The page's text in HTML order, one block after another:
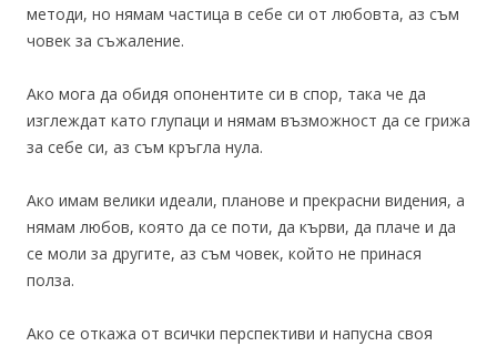
методи, но нямам частица в себе си от любовта, аз съм
човек за съжаление.
Ако мога да обидя опонентите си в спор, така че да
изглеждат като глупаци и нямам възможност да се грижа
за себе си, аз съм кръгла нула.
Ако имам велики идеали, планове и прекрасни видения, а
нямам любов, която да се поти, да кърви, да плаче и да
се моли за другите, аз съм човек, който не принася
полза.
Ако се откажа от всички перспективи и напусна своя